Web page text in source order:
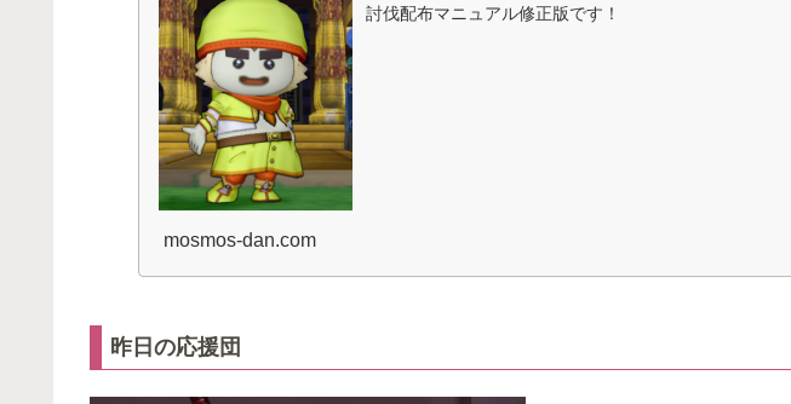
討伐配布マニュアル修正版です！
mosmos-dan.com
昨日の応援団